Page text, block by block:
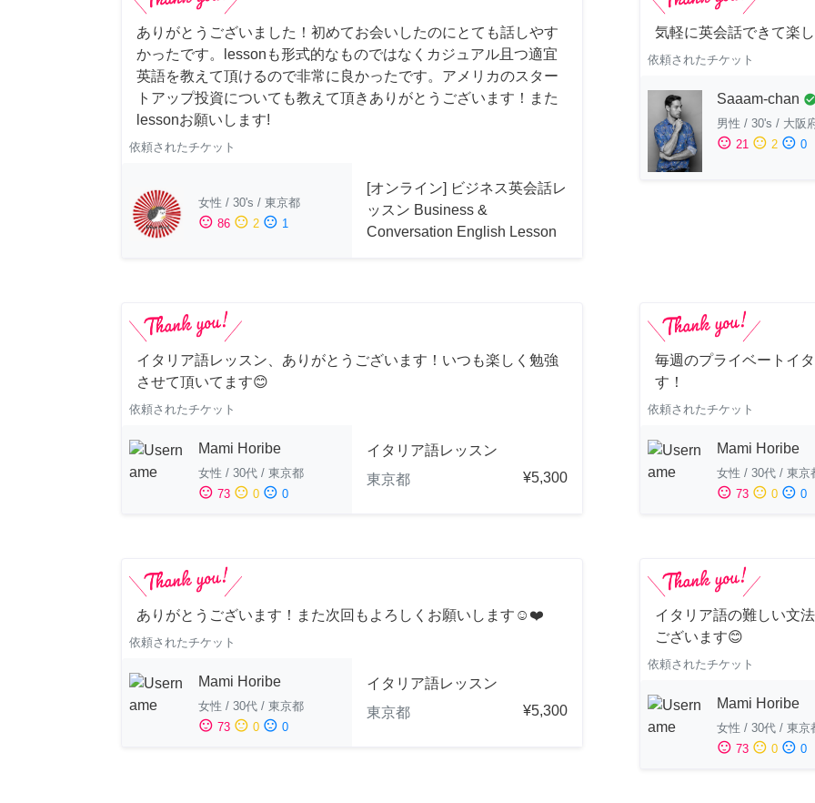
ありがとうございました！初めてお会いしたのにとても話しやす
かったです。lessonも形式的なものではなくカジュアル且つ適宜
英語を教えて頂けるので非常に良かったです。アメリカのスター
トアップ投資についても教えて頂きありがとうございます！また
lessonお願いします!
依頼されたチケット
女性 / 30's / 東京都
sentiment_satisfied 86 sentiment_neutral 2 sentiment_dissatisfied 1
[オンライン] ビジネス英会話レ
ッスン Business &
Conversation English Lesson
気軽に英会話できて楽
依頼されたチケット
Saaam-chan
男性 / 30's / 大阪
sentiment_satisfied 21 sentiment_neutral 2 sentiment_dissatisfied 0
イタリア語レッスン、ありがとうございます！いつも楽しく勉強
させて頂いてます😊
依頼されたチケット
Mami Horibe
女性 / 30代 / 東京都
sentiment_satisfied 73 sentiment_neutral 0 sentiment_dissatisfied 0
イタリア語レッスン
東京都
¥5,300
毎週のプライベートイ
す！
依頼されたチケット
Mami Horibe
女性 / 30代 / 東京
sentiment_satisfied 73 sentiment_neutral 0 sentiment_dissatisfied 0
ありがとうございます！また次回もよろしくお願いします☺️❤️
依頼されたチケット
Mami Horibe
女性 / 30代 / 東京都
sentiment_satisfied 73 sentiment_neutral 0 sentiment_dissatisfied 0
イタリア語レッスン
東京都
¥5,300
イタリア語の難しい文
ございます😊
依頼されたチケット
Mami Horibe
女性 / 30代 / 東京
sentiment_satisfied 73 sentiment_neutral 0 sentiment_dissatisfied 0